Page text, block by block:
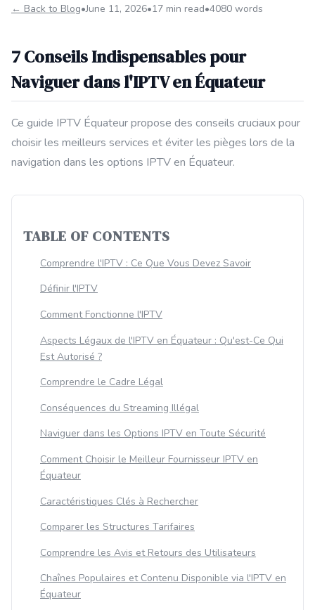
← Back to Blog•June 11, 2026•17 min read•4080 words
7 Conseils Indispensables pour
Naviguer dans l'IPTV en Équateur
Ce guide IPTV Équateur propose des conseils cruciaux pour
choisir les meilleurs services et éviter les pièges lors de la
navigation dans les options IPTV en Équateur.
TABLE OF CONTENTS
Comprendre l'IPTV : Ce Que Vous Devez Savoir
Définir l'IPTV
Comment Fonctionne l'IPTV
Aspects Légaux de l'IPTV en Équateur : Qu'est-Ce Qui
Est Autorisé ?
Comprendre le Cadre Légal
Conséquences du Streaming Illégal
Naviguer dans les Options IPTV en Toute Sécurité
Comment Choisir le Meilleur Fournisseur IPTV en
Équateur
Caractéristiques Clés à Rechercher
Comparer les Structures Tarifaires
Comprendre les Avis et Retours des Utilisateurs
Chaînes Populaires et Contenu Disponible via l'IPTV en
Équateur